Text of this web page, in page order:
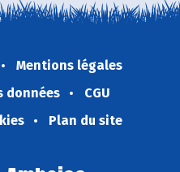
Mentions légales
données
CGU
Plan du site